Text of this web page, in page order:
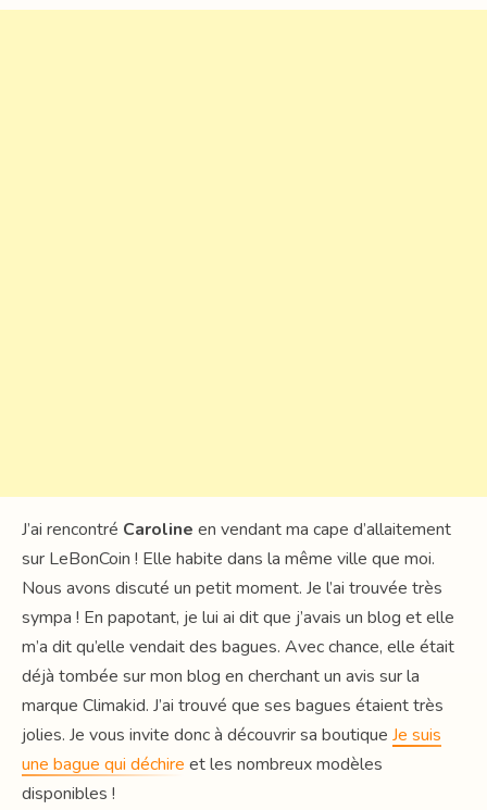
J’ai rencontré Caroline en vendant ma cape d’allaitement
sur LeBonCoin ! Elle habite dans la même ville que moi.
Nous avons discuté un petit moment. Je l’ai trouvée très
sympa ! En papotant, je lui ai dit que j’avais un blog et elle
m’a dit qu’elle vendait des bagues. Avec chance, elle était
déjà tombée sur mon blog en cherchant un avis sur la
marque Climakid. J’ai trouvé que ses bagues étaient très
jolies. Je vous invite donc à découvrir sa boutique Je suis
une bague qui déchire et les nombreux modèles
disponibles !